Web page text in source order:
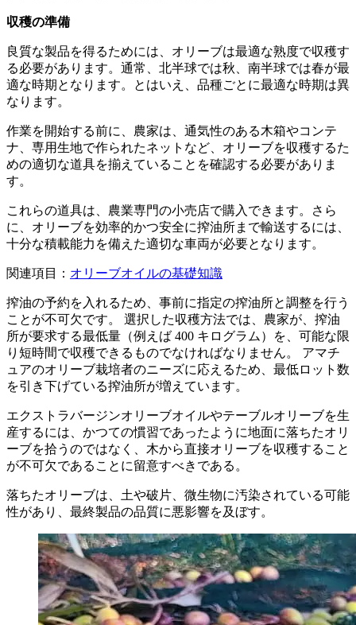
収穫の準備
良質な製品を得るためには、オリーブは最適な熟度で収穫す
る必要があります。通常、北半球では秋、南半球では春が最
適な時期となります。とはいえ、品種ごとに最適な時期は異
なります。
作業を開始する前に、農家は、通気性のある木箱やコンテ
ナ、専用生地で作られたネットなど、オリーブを収穫するた
めの適切な道具を揃えていることを確認する必要がありま
す。
これらの道具は、農業専門の小売店で購入できます。さら
に、オリーブを効率的かつ安全に搾油所まで輸送するには、
十分な積載能力を備えた適切な車両が必要となります。
関連項目： オリーブオイルの基礎知識
搾油の予約を入れるため、事前に指定の搾油所と調整を行う
ことが不可欠です。 選択した収穫方法では、農家が、搾油
所が要求する最低量（例えば 400 キログラム）を、可能な限
り短時間で収穫できるものでなければなりません。 アマチ
ュアのオリーブ栽培者のニーズに応えるため、最低ロット数
を引き下げている搾油所が増えています。
エクストラバージンオリーブオイルやテーブルオリーブを生
産するには、かつての慣習であったように地面に落ちたオリ
ーブを拾うのではなく、木から直接オリーブを収穫すること
が不可欠であることに留意すべきである。
落ちたオリーブは、土や破片、微生物に汚染されている可能
性があり、最終製品の品質に悪影響を及ぼす。